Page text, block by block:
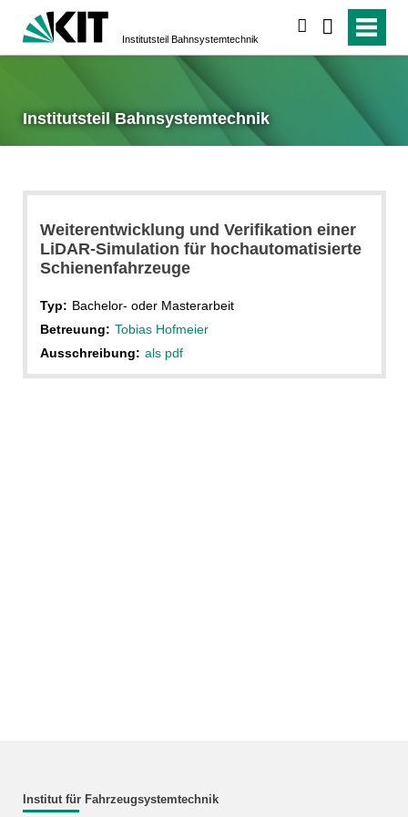
Institutsteil Bahnsystemtechnik
Institutsteil Bahnsystemtechnik
Weiterentwicklung und Verifikation einer
LiDAR-Simulation für hochautomatisierte
Schienenfahrzeuge
Typ: Bachelor- oder Masterarbeit
Betreuung: Tobias Hofmeier
Ausschreibung: als pdf
Institut für Fahrzeugsystemtechnik